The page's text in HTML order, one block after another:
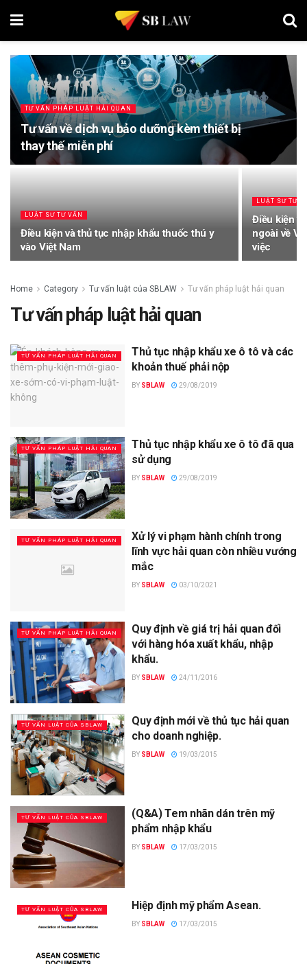
TƯ VẤN PHÁP LUẬT HẢI QUAN
Tư vấn về dịch vụ bảo dưỡng kèm thiết bị
thay thế miễn phí
LUẬT SƯ TƯ VẤN
Điều kiện và thủ tục nhập khẩu thuốc thú y
vào Việt Nam
LUẬT SƯ TƯ
Điều kiện
ngoài về
việc
Home Category Tư vấn luật của SBLAW Tư vấn pháp luật hải quan
Tư vấn pháp luật hải quan
TƯ VẤN PHÁP LUẬT HẢI QUAN
Thủ tục nhập khẩu xe ô tô và các
khoản thuế phải nộp
BY SBLAW 29/08/2019
TƯ VẤN PHÁP LUẬT HẢI QUAN
Thủ tục nhập khẩu xe ô tô đã qua
sử dụng
BY SBLAW 29/08/2019
TƯ VẤN PHÁP LUẬT HẢI QUAN
Xử lý vi phạm hành chính trong
lĩnh vực hải quan còn nhiều vướng
mắc
BY SBLAW 03/10/2021
TƯ VẤN PHÁP LUẬT HẢI QUAN
Quy định về giá trị hải quan đối
với hàng hóa xuất khẩu, nhập
khẩu.
BY SBLAW 24/11/2016
TƯ VẤN LUẬT CỦA SBLAW
Quy định mới về thủ tục hải quan
cho doanh nghiệp.
BY SBLAW 19/03/2015
TƯ VẤN LUẬT CỦA SBLAW
(Q&A) Tem nhãn dán trên mỹ
phẩm nhập khẩu
BY SBLAW 17/03/2015
TƯ VẤN LUẬT CỦA SBLAW Hiệp định mỹ phẩm Asean.
BY SBLAW 17/03/2015